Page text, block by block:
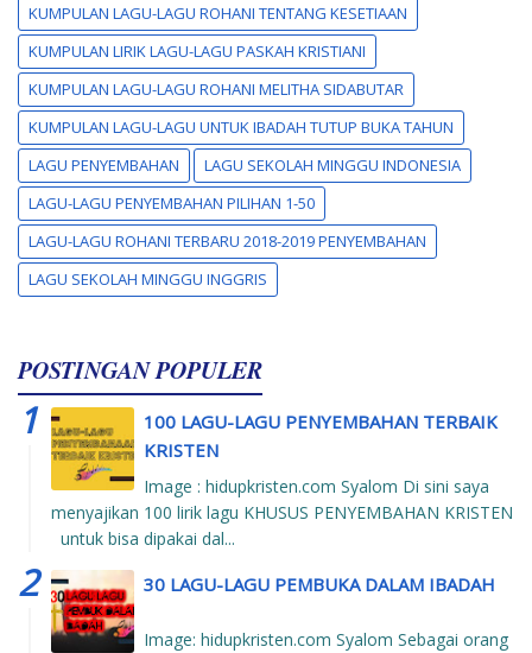
KUMPULAN LAGU-LAGU ROHANI TENTANG KESETIAAN
KUMPULAN LIRIK LAGU-LAGU PASKAH KRISTIANI
KUMPULAN LAGU-LAGU ROHANI MELITHA SIDABUTAR
KUMPULAN LAGU-LAGU UNTUK IBADAH TUTUP BUKA TAHUN
LAGU PENYEMBAHAN
LAGU SEKOLAH MINGGU INDONESIA
LAGU-LAGU PENYEMBAHAN PILIHAN 1-50
LAGU-LAGU ROHANI TERBARU 2018-2019 PENYEMBAHAN
LAGU SEKOLAH MINGGU INGGRIS
POSTINGAN POPULER
100 LAGU-LAGU PENYEMBAHAN TERBAIK
KRISTEN
Image : hidupkristen.com Syalom Di sini saya
menyajikan 100 lirik lagu KHUSUS PENYEMBAHAN KRISTEN
untuk bisa dipakai dal...
30 LAGU-LAGU PEMBUKA DALAM IBADAH
Image: hidupkristen.com Syalom Sebagai orang